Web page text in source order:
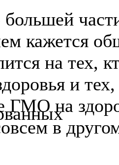
кажется
на тех,
и
ГМО на
в